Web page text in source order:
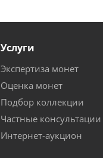
Услуги
Экспертиза монет
Оценка монет
Подбор коллекции
Частные консультации
Интернет-аукцион